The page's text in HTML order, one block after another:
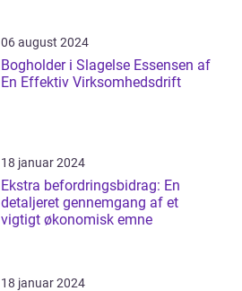
06 august 2024
Bogholder i Slagelse Essensen af
En Effektiv Virksomhedsdrift
18 januar 2024
Ekstra befordringsbidrag: En
detaljeret gennemgang af et
vigtigt økonomisk emne
18 januar 2024